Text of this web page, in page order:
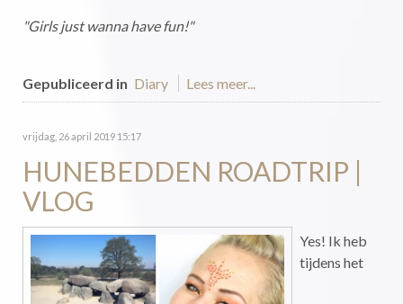
"Girls just wanna have fun!"
Gepubliceerd in Diary Lees meer...
vrijdag, 26 april 2019 15:17
HUNEBEDDEN ROADTRIP |
VLOG
Yes! Ik heb
tijdens het